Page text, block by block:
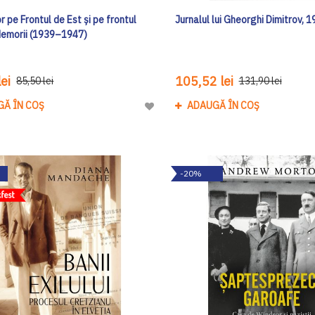
pe Frontul de Est și pe frontul
(1939–1947)
85,50 lei
ÎN COȘ
Adaugă
Dorinte
Jurnalul lui Gheorghi Dimitrov,
105,52 lei 131,90 lei
ADAUGĂ ÎN COȘ
-20%